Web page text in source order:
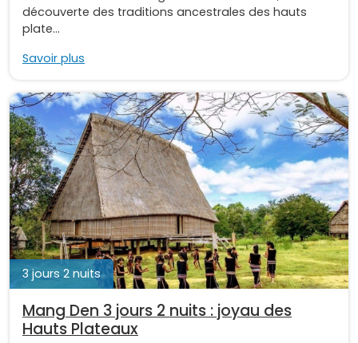
découverte des traditions ancestrales des hauts
plate...
Savoir plus
3 jours 2 nuits
Mang Den 3 jours 2 nuits : joyau des
Hauts Plateaux